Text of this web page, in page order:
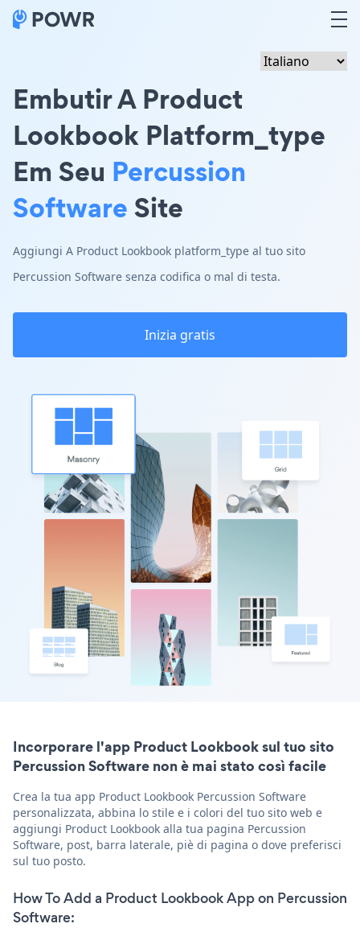
Embutir A Product
Lookbook Platform_type
Em Seu Percussion
SoftwareSite
Aggiungi A Product Lookbook platform_type al tuo sito
Percussion Software senza codifica o mal di testa.
Inizia gratis
Incorporare l'app Product Lookbook sul tuo sito
Percussion Software non è mai stato così facile
Crea la tua app Product Lookbook Percussion Software
personalizzata, abbina lo stile e i colori del tuo sito web e
aggiungi Product Lookbook alla tua pagina Percussion
Software, post, barra laterale, piè di pagina o dove preferisci
sul tuo posto.
How To Add a Product Lookbook App on Percussion
Software: